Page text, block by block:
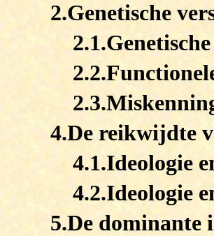
2.Genetische
4.De reikwijdte
4.1.Ideologie
4.2.Ideologie
5.De dominante